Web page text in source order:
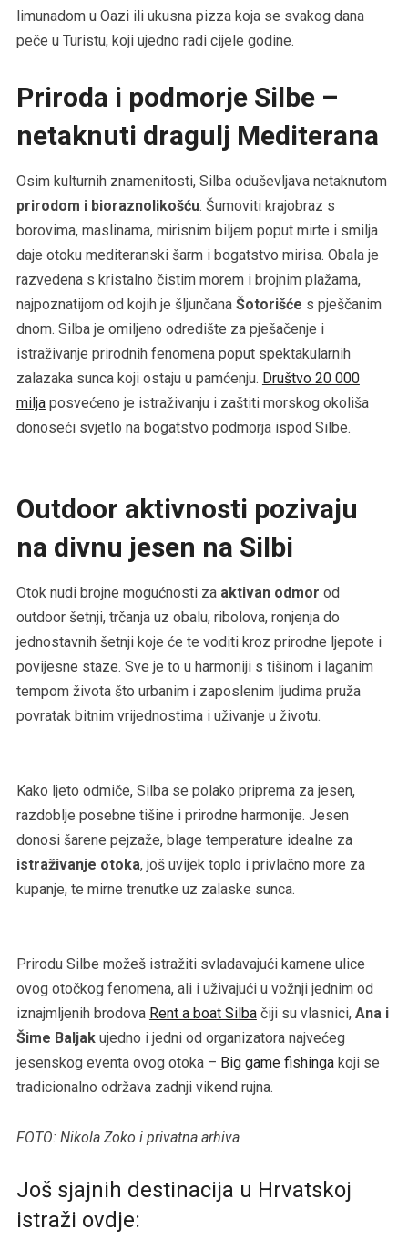
limunadom u Oazi ili ukusna pizza koja se svakog dana
peče u Turistu, koji ujedno radi cijele godine.
Priroda i podmorje Silbe –
netaknuti dragulj Mediterana
Osim kulturnih znamenitosti, Silba oduševljava netaknutom
prirodom i bioraznolikošću. Šumoviti krajobraz s
borovima, maslinama, mirisnim biljem poput mirte i smilja
daje otoku mediteranski šarm i bogatstvo mirisa. Obala je
razvedena s kristalno čistim morem i brojnim plažama,
najpoznatijom od kojih je šljunčana Šotorišće s pješčanim
dnom. Silba je omiljeno odredište za pješačenje i
istraživanje prirodnih fenomena poput spektakularnih
zalazaka sunca koji ostaju u pamćenju. Društvo 20 000
miljaposvećeno je istraživanju i zaštiti morskog okoliša
donoseći svjetlo na bogatstvo podmorja ispod Silbe.
Outdoor aktivnosti pozivaju
na divnu jesen na Silbi
Otok nudi brojne mogućnosti za aktivan odmor od
outdoor šetnji, trčanja uz obalu, ribolova, ronjenja do
jednostavnih šetnji koje će te voditi kroz prirodne ljepote i
povijesne staze. Sve je to u harmoniji s tišinom i laganim
tempom života što urbanim i zaposlenim ljudima pruža
povratak bitnim vrijednostima i uživanje u životu.
Kako ljeto odmiče, Silba se polako priprema za jesen,
razdoblje posebne tišine i prirodne harmonije. Jesen
donosi šarene pejzaže, blage temperature idealne za
istraživanje otoka, još uvijek toplo i privlačno more za
kupanje, te mirne trenutke uz zalaske sunca.
Prirodu Silbe možeš istražiti svladavajući kamene ulice
ovog otočkog fenomena, ali i uživajući u vožnji jednim od
iznajmljenih brodova Rent a boat Silbačiji su vlasnici, Ana i
Šime Baljakujedno i jedni od organizatora najvećeg
jesenskog eventa ovog otoka – Big game fishingakoji se
tradicionalno održava zadnji vikend rujna.
FOTO: Nikola Zoko i privatna arhiva
Još sjajnih destinacija u Hrvatskoj
istraži ovdje: